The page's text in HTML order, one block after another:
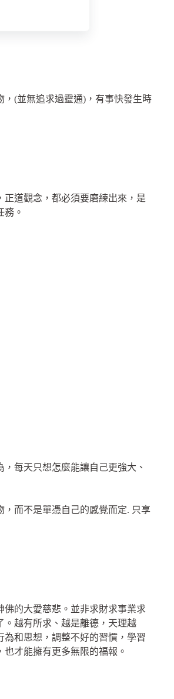
(並無追求過靈通)，有事快發生時
道觀念，都必須要磨練出來，是
務。
每天只想怎麼能讓自己更強大、
而不是單憑自己的感覺而定. 只享
的大愛慈悲。並非求財求事業求
越有所求、越是離德，天理越
和思想，調整不好的習慣，學習
才能擁有更多無限的福報。